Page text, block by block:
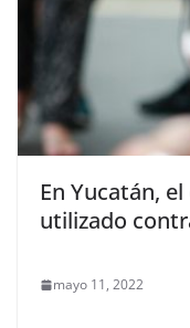
En Yucatán,
utilizado
mayo 11, 2022